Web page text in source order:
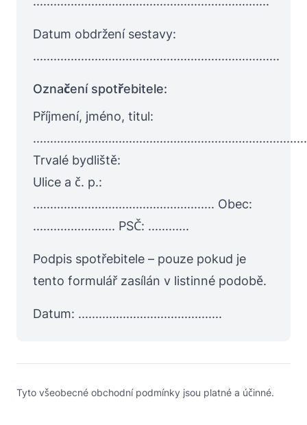
Datum obdržení sestavy:
........................................................................
Označení spotřebitele:
Příjmení, jméno, titul:
Trvalé bydliště:
Ulice a č. p.:
..................................................... Obec:
........................ PSČ: ............
Podpis spotřebitele – pouze pokud je
tento formulář zasílán v listinné podobě.
Datum: ..........................................
Tyto všeobecné obchodní podmínky jsou platné a účinné.